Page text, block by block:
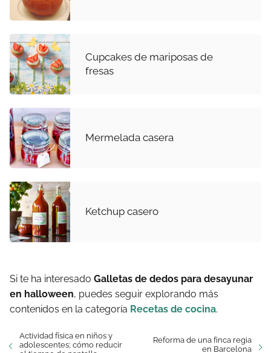
Cupcakes de mariposas de
fresas
Mermelada casera
Ketchup casero
Si te ha interesado Galletas de dedos para desayunar
en halloween, puedes seguir explorando más
contenidos en la categoría Recetas de cocina.
Actividad física en niños y
adolescentes; cómo reducir
Reforma de una finca regia
en Barcelona